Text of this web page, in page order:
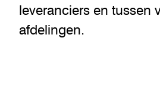
leveranciers en tussen
afdelingen.